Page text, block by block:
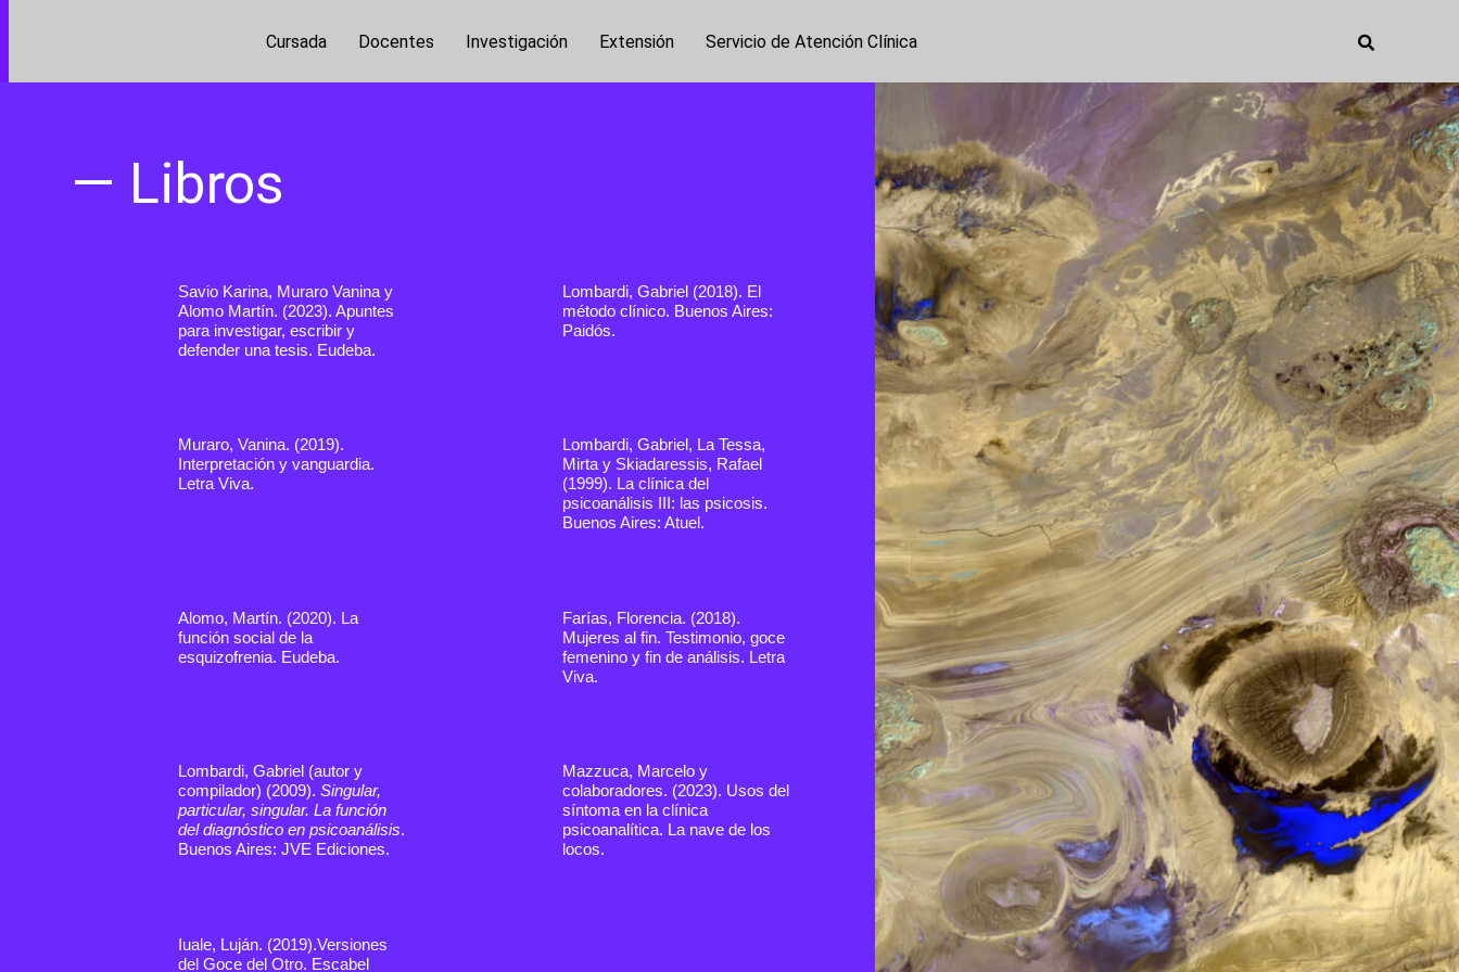
Cursada Docentes Investigación Extensión Servicio de Atención Clínica
— Libros
Savio Karina, Muraro Vanina y
Alomo Martín. (2023). Apuntes
para investigar, escribir y
defender una tesis. Eudeba.
Lombardi, Gabriel (2018). El
método clínico. Buenos Aires:
Paidós.
Muraro, Vanina. (2019).
Interpretación y vanguardia.
Letra Viva.
Lombardi, Gabriel, La Tessa,
Mirta y Skiadaressis, Rafael
(1999). La clínica del
psicoanálisis III: las psicosis.
Buenos Aires: Atuel.
Alomo, Martín. (2020). La
función social de la
esquizofrenia. Eudeba.
Farías, Florencia. (2018).
Mujeres al fin. Testimonio, goce
femenino y fin de análisis. Letra
Viva.
Lombardi, Gabriel (autor y
compilador) (2009).Singular,
particular, singular. La función
del diagnóstico en psicoanálisis.
Buenos Aires: JVE Ediciones.
Mazzuca, Marcelo y
colaboradores. (2023). Usos del
síntoma en la clínica
psicoanalítica. La nave de los
locos.
Iuale, Luján. (2019).Versiones
del Goce del Otro. Escabel